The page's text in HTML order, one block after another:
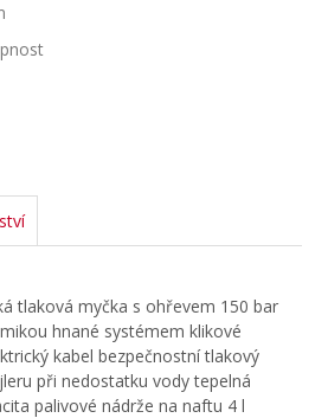
tlaková myčka s ohřevem 150 bar
hnané systémem klikové
kabel bezpečnostní tlakový
při nedostatku vody tepelná
palivové nádrže na naftu 4 l